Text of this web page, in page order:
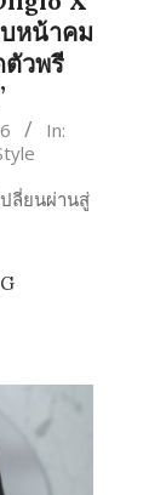
หน้าคม
วพรี
In:
ลี่ยนผ่านสู่